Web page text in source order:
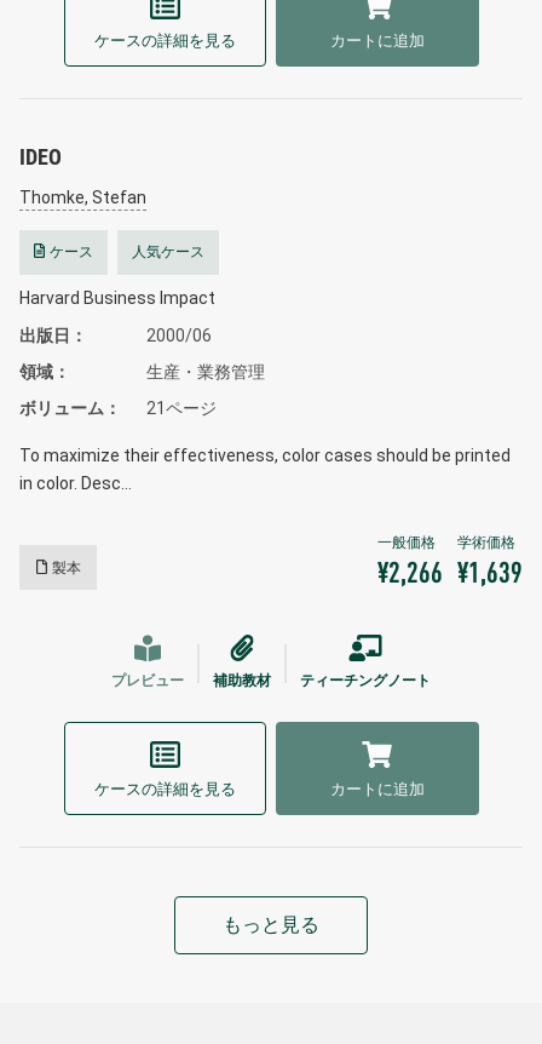
ケースの詳細を見る カートに追加
IDEO
Thomke, Stefan
ケース 人気ケース
Harvard Business Impact
出版日
2000/06
領域
生産・業務管理
ボリューム
21ページ
To maximize their effectiveness, color cases should be printed
in color. Desc…
製本 ¥2,266 ¥1,639
プレビュー 補助教材 ティーチングノート
ケースの詳細を見る カートに追加
もっと見る